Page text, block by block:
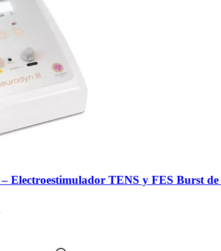
Electroestimulador TENS y FES Burst de